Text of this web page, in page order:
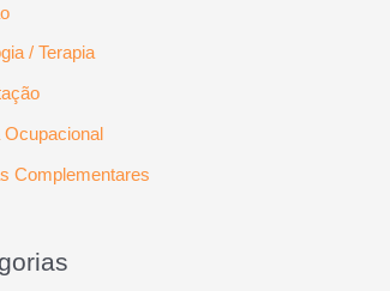
/ Terapia
Ocupacional
Complementares